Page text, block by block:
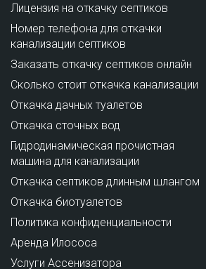
Лицензия на откачку септиков
Номер телефона для откачки
канализации септиков
Заказать откачку септиков онлайн
Сколько стоит откачка канализации
Откачка дачных туалетов
Откачка сточных вод
Гидродинамическая прочистная
машина для канализации
Откачка септиков длинным шлангом
Откачка биотуалетов
Политика конфиденциальности
Аренда Илососа
Услуги Ассенизатора